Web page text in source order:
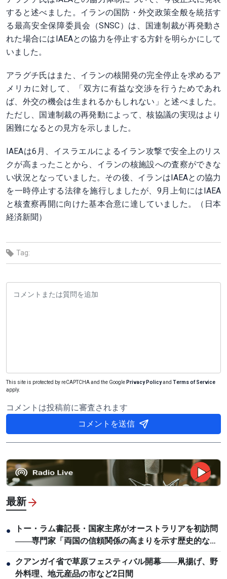
すると述べました。イランの国防・外交政策全般を統括す
る最高安全保障委員会（SNSC）は、国連制裁が再発動さ
れた場合にはIAEAとの協力を停止する方針を明らかにして
いました。
アラグチ氏はまた、イランの核開発の完全停止を求めるア
メリカに対して、「双方に有益な交渉を行うためであれ
ば、外交の機会は生まれるかもしれない」と述べました。
ただし、国連制裁の再発動によって、核協議の実現はより
困難になるとの見方を示しました。
IAEAは6月、イスラエルによるイラン攻撃で安全上のリス
クが高まったことから、イランの核施設への査察ができな
い状況となっていました。その後、イランはIAEAとの協力
を一時停止する法律を施行しましたが、9月上旬にはIAEA
と核査察再開に向けた基本合意に達していました。（日本
経済新聞）
Tag:
This site is protected by reCAPTCHA and the Google Privacy Policyand Terms of Service
apply.
コメントは投稿前に審査されます
コメントを送信
最新
●
トー・ラム書記長・国家主席がオーストラリアを初訪問
――専門家「両国の信頼関係の高まりを示す歴史的な節
目」
● クアンガイ省で草原フェスティバル開幕――凧揚げ、野
外料理、地元産品の市など2日間